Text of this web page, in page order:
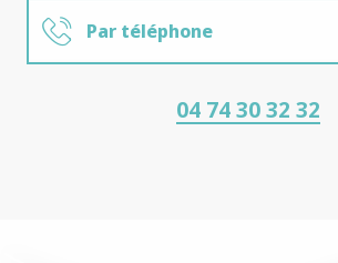
Par téléphone
04 74 30 32 32